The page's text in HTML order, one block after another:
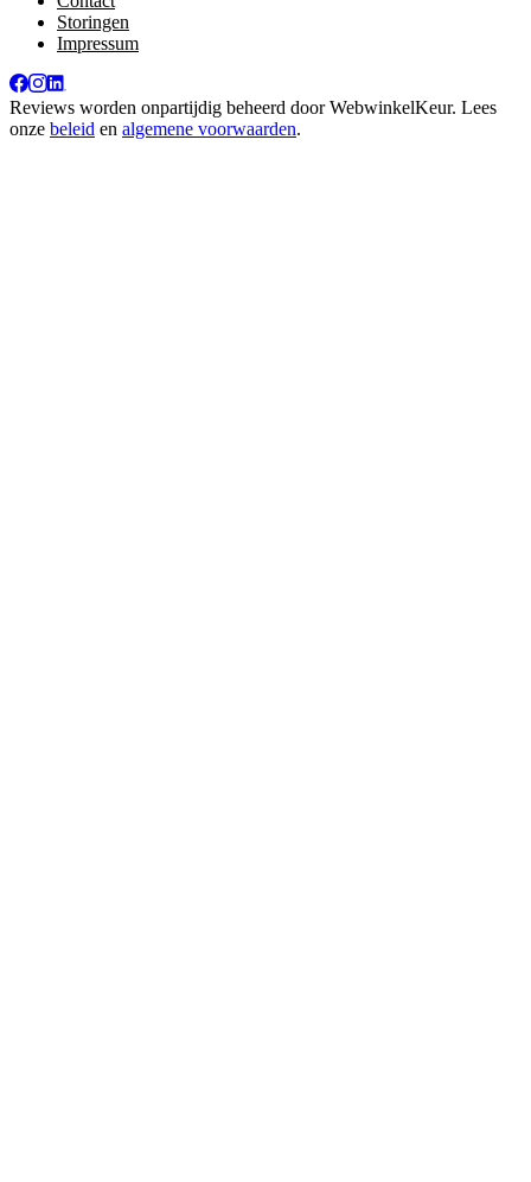
Storingen
Impressum
Reviews worden onpartijdig beheerd doorWebwinkelKeur. Lees
onze beleid en algemene voorwaarden.